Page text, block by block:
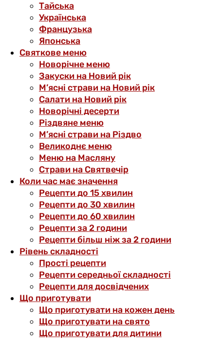
Тайська
Українська
Французька
Японська
Святкове меню
Новорічне меню
Закуски на Новий рік
М’ясні страви на Новий рік
Салати на Новий рік
Новорічні десерти
Різдвяне меню
М’ясні страви на Різдво
Великоднє меню
Меню на Масляну
Страви на Святвечір
Коли час має значення
Рецепти до 15 хвилин
Рецепти до 30 хвилин
Рецепти до 60 хвилин
Рецепти за 2 години
Рецепти більш ніж за 2 години
Рівень складності
Прості рецепти
Рецепти середньої складності
Рецепти для досвідчених
Що приготувати
Що приготувати на кожен день
Що приготувати на свято
Що приготувати для дитини